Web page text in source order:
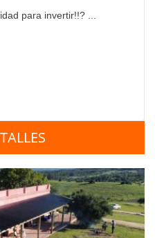
para invertir!!? ...